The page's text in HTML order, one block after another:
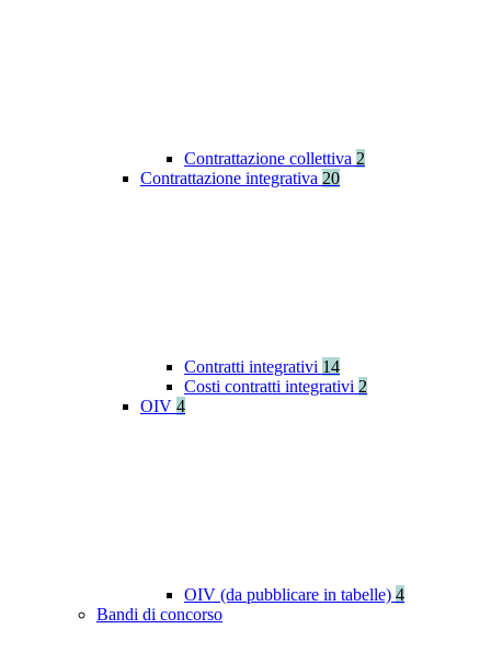
Contrattazione collettiva 2
Contrattazione integrativa 20
Contratti integrativi 14
Costi contratti integrativi 2
OIV 4
OIV (da pubblicare in tabelle) 4
Bandi di concorso